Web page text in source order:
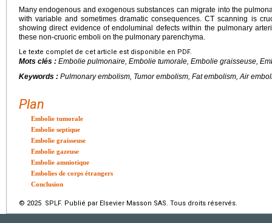
Many endogenous and exogenous substances can migrate into the
with variable and sometimes dramatic consequences. CT scanning is
showing direct evidence of endoluminal defects within the pulmonary
these non-cruoric emboli on the pulmonary parenchyma.
Le texte complet de cet article est disponible en PDF.
Mots clés : Embolie pulmonaire, Embolie tumorale, Embolie graisseuse,
Keywords : Pulmonary embolism, Tumor embolism, Fat embolism, Air
Plan
Embolie tumorale
Embolie septique
Embolie graisseuse
Embolie gazeuse
Embolie amniotique
Embolies de corps étrangers
Conclusion
© 2025 SPLF. Publié par Elsevier Masson SAS. Tous droits réservés.